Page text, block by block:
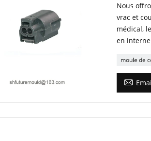
Nous
vrac et
médical,
en
moule de
